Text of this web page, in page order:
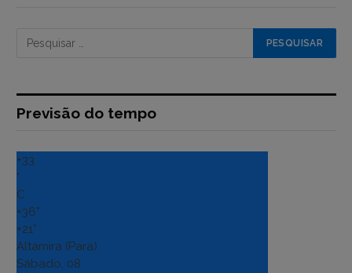
Previsão do tempo
+33
°
C
+36°
+21°
Altamira (Para)
Sábado, 08